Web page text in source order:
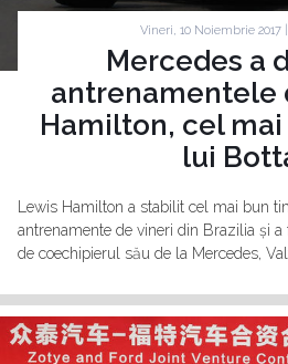
Vineri, 10 Noiembrie 2017 |
Mercedes a
antrenamentele
Hamilton, cel
lui
Lewis Hamilton a stabilit cel mai bun
antrenamente de vineri din Brazilia și
de coechipierul său de la Mercedes,